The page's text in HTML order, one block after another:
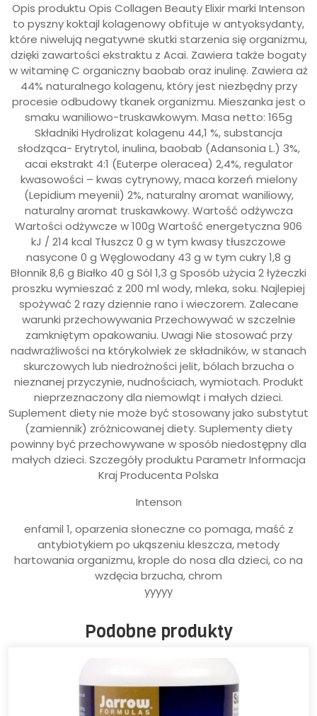
Opis produktu Opis Collagen Beauty Elixir marki Intenson
to pyszny koktajl kolagenowy obfituje w antyoksydanty,
które niwelują negatywne skutki starzenia się organizmu,
dzięki zawartości ekstraktu z Acai. Zawiera także bogaty
w witaminę C organiczny baobab oraz inulinę. Zawiera aż
44% naturalnego kolagenu, który jest niezbędny przy
procesie odbudowy tkanek organizmu. Mieszanka jest o
smaku waniliowo-truskawkowym. Masa netto: 165g
Składniki Hydrolizat kolagenu 44,1 %, substancja
słodząca- Erytrytol, inulina, baobab (Adansonia L.) 3%,
acai ekstrakt 4:1 (Euterpe oleracea) 2,4%, regulator
kwasowości – kwas cytrynowy, maca korzeń mielony
(Lepidium meyenii) 2%, naturalny aromat waniliowy,
naturalny aromat truskawkowy. Wartość odżywcza
Wartości odżywcze w 100g Wartość energetyczna 906
kJ / 214 kcal Tłuszcz 0 g w tym kwasy tłuszczowe
nasycone 0 g Węglowodany 43 g w tym cukry 1,8 g
Błonnik 8,6 g Białko 40 g Sól 1,3 g Sposób użycia 2 łyżeczki
proszku wymieszać z 200 ml wody, mleka, soku. Najlepiej
spożywać 2 razy dziennie rano i wieczorem. Zalecane
warunki przechowywania Przechowywać w szczelnie
zamkniętym opakowaniu. Uwagi Nie stosować przy
nadwrażliwości na którykolwiek ze składników, w stanach
skurczowych lub niedrożności jelit, bólach brzucha o
nieznanej przyczynie, nudnościach, wymiotach. Produkt
nieprzeznaczony dla niemowląt i małych dzieci.
Suplement diety nie może być stosowany jako substytut
(zamiennik) zróżnicowanej diety. Suplementy diety
powinny być przechowywane w sposób niedostępny dla
małych dzieci. Szczegóły produktu Parametr Informacja
Kraj Producenta Polska
Intenson
enfamil 1, oparzenia słoneczne co pomaga, maść z
antybiotykiem po ukąszeniu kleszcza, metody
hartowania organizmu, krople do nosa dla dzieci, co na
wzdęcia brzucha, chrom
yyyyy
Podobne produkty